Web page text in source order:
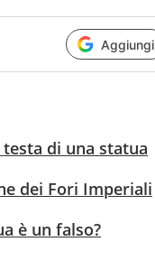
Aggiungi
di una statua
dei Fori Imperiali
è un falso?